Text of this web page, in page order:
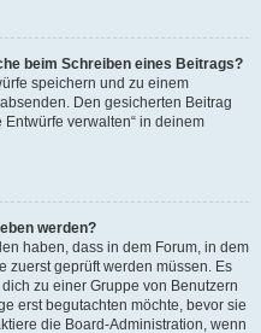
beim Schreiben eines Beitrags?
speichern und zu einem
Den gesicherten Beitrag
Entwürfe verwalten“ in deinem
werden?
haben, dass in dem Forum, in dem
zuerst geprüft werden müssen. Es
zu einer Gruppe von Benutzern
erst begutachten möchte, bevor sie
die Board-Administration, wenn